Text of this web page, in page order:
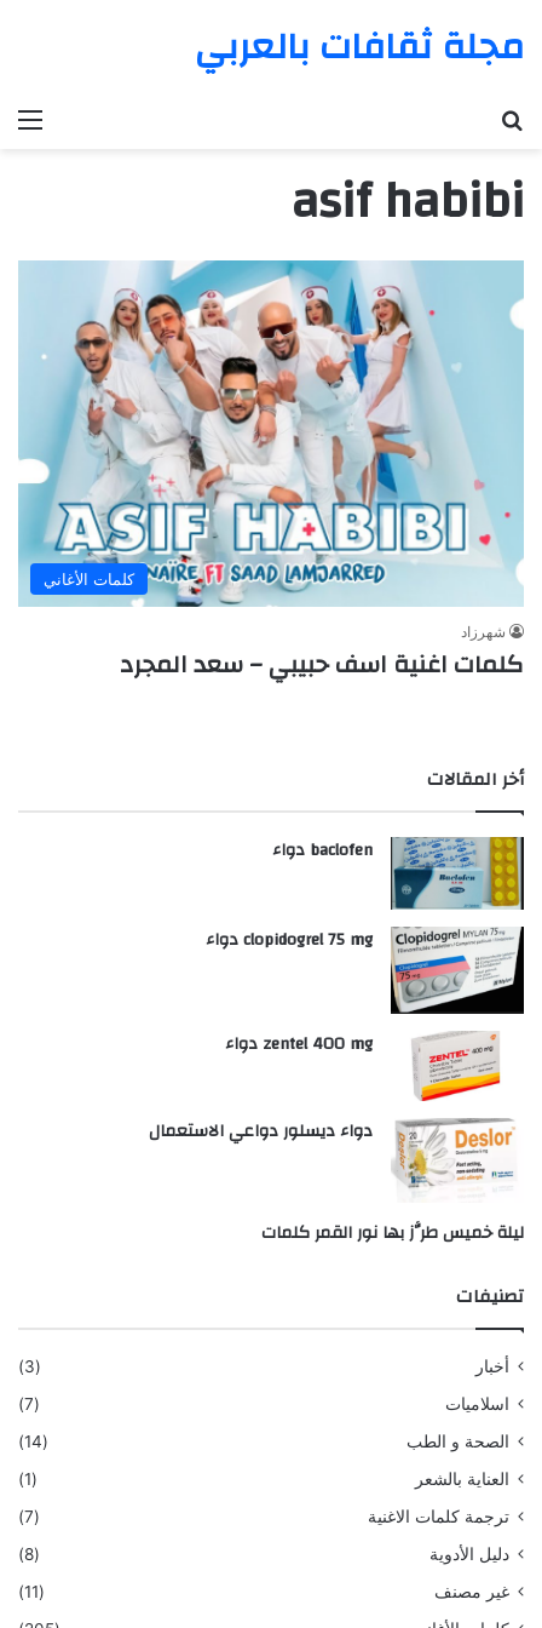
مجلة ثقافات بالعربي
asif habibi
كلمات الأغاني
شهرزاد
كلمات اغنية اسف حبيبي – سعد المجرد
أخر المقالات
baclofen دواء
clopidogrel 75 mg دواء
zentel 400 mg دواء
دواء ديسلور دواعي الاستعمال
ليلة خميس طرَّز بها نور القمر كلمات
تصنيفات
أخبار
(3)
اسلاميات
(7)
الصحة و الطب
(14)
العناية بالشعر
(1)
ترجمة كلمات الاغنية
(7)
دليل الأدوية
(8)
غير مصنف
(11)